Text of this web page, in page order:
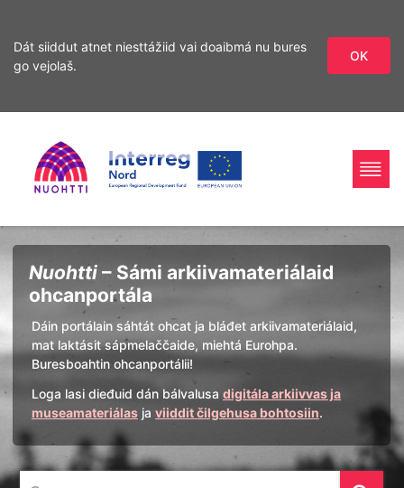
Dát siiddut atnet niesttážiid vai doaibmá nu bures
go vejolaš.
OK
ohcamii
sisdollui
Home
Page
Interreg
Nord
Ohcan
Nuohtti – Sámi arkiivamateriálaid
ohcanportála
Dáin portálain sáhtát ohcat ja bláđet arkiivamateriálaid,
mat laktásit sápmelaččaide, miehtá Eurohpa.
Buresboahtin ohcanportálii!
Loga lasi dieđuid dán bálvalusa digitála arkiivvas ja
museamateriálas ja viiddit čilgehusa bohtosiin.